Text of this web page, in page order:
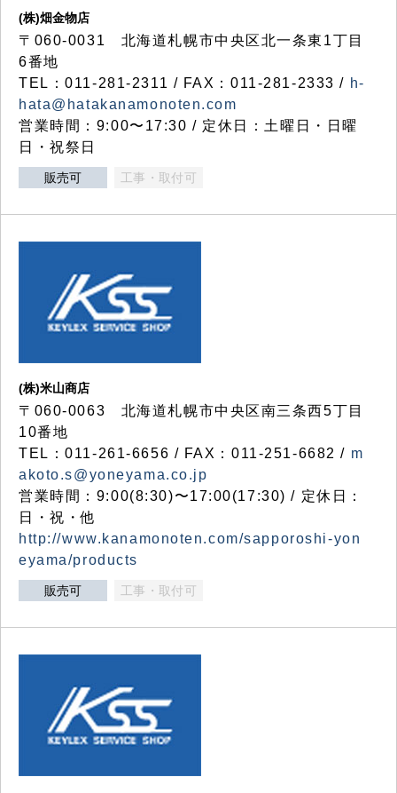
(株)畑金物店
〒060-0031 北海道札幌市中央区北一条東1丁目
6番地
TEL：011-281-2311 / FAX：011-281-2333 / h-
hata@hatakanamonoten.com
営業時間：9:00〜17:30 / 定休日：土曜日・日曜
日・祝祭日
販売可 工事・取付可
(株)米山商店
〒060-0063 北海道札幌市中央区南三条西5丁目
10番地
TEL：011-261-6656 / FAX：011-251-6682 / m
akoto.s@yoneyama.co.jp
営業時間：9:00(8:30)〜17:00(17:30) / 定休日：
日・祝・他
http://www.kanamonoten.com/sapporoshi-yon
eyama/products
販売可 工事・取付可